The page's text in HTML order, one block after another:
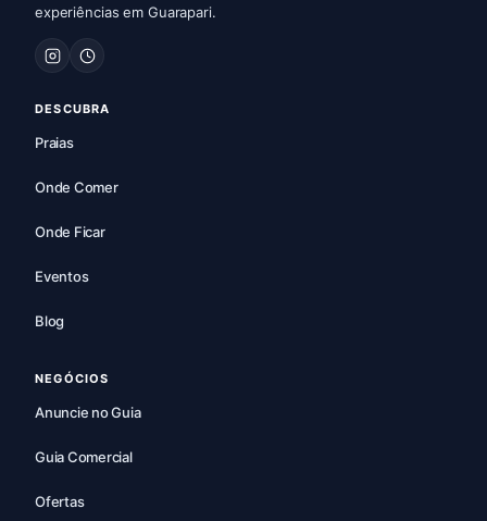
experiências em Guarapari.
DESCUBRA
Praias
Onde Comer
Onde Ficar
Eventos
Blog
NEGÓCIOS
Anuncie no Guia
Guia Comercial
Ofertas